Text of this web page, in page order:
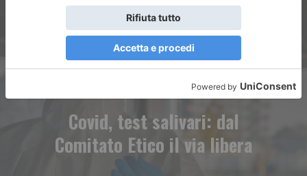
ARTICOLO SUCCESSIVO
Covid, test salivari: dal
Comitato Etico il via libera